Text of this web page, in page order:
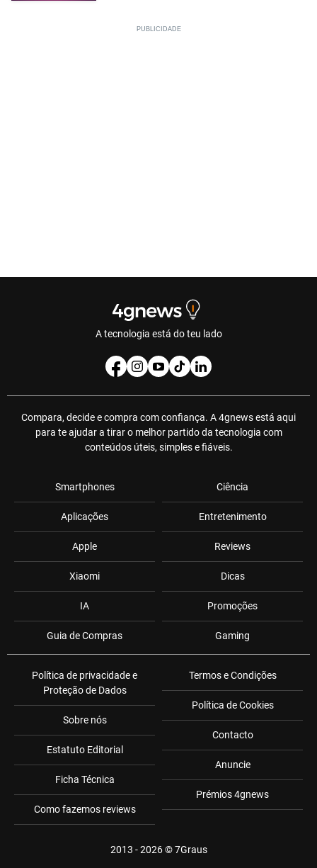
A tecnologia está do teu lado
Compara, decide e compra com confiança. A 4gnews está aqui
para te ajudar a tirar o melhor partido da tecnologia com
conteúdos úteis, simples e fiáveis.
Smartphones
Aplicações
Apple
Xiaomi
IA
Guia de Compras
Ciência
Entretenimento
Reviews
Dicas
Promoções
Gaming
Política de privacidade e
Proteção de Dados
Sobre nós
Estatuto Editorial
Ficha Técnica
Como fazemos reviews
Termos e Condições
Política de Cookies
Contacto
Anuncie
Prémios 4gnews
2013 - 2026 ©7Graus